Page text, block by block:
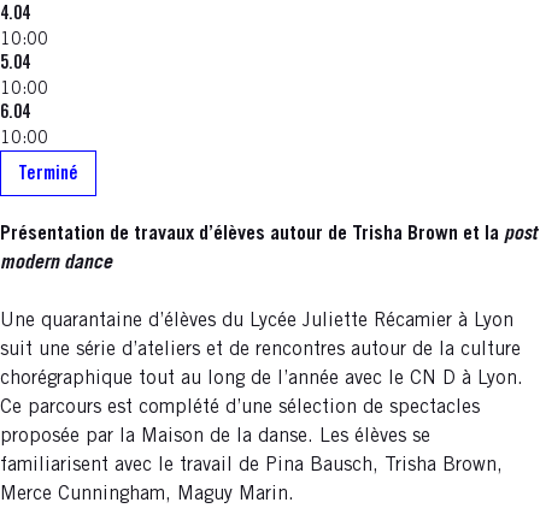
4.04
10:00
5.04
10:00
6.04
10:00
Terminé
Présentation de travaux d’élèves autour de Trisha Brown et la post
modern dance
Une quarantaine d’élèves du Lycée Juliette Récamier à Lyon
suit une série d’ateliers et de rencontres autour de la culture
chorégraphique tout au long de l’année avec le CN D à Lyon.
Ce parcours est complété d’une sélection de spectacles
proposée par la Maison de la danse. Les élèves se
familiarisent avec le travail de Pina Bausch, Trisha Brown,
Merce Cunningham, Maguy Marin.